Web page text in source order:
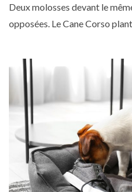
Deux molosses devant le
opposées. Le Cane Corso